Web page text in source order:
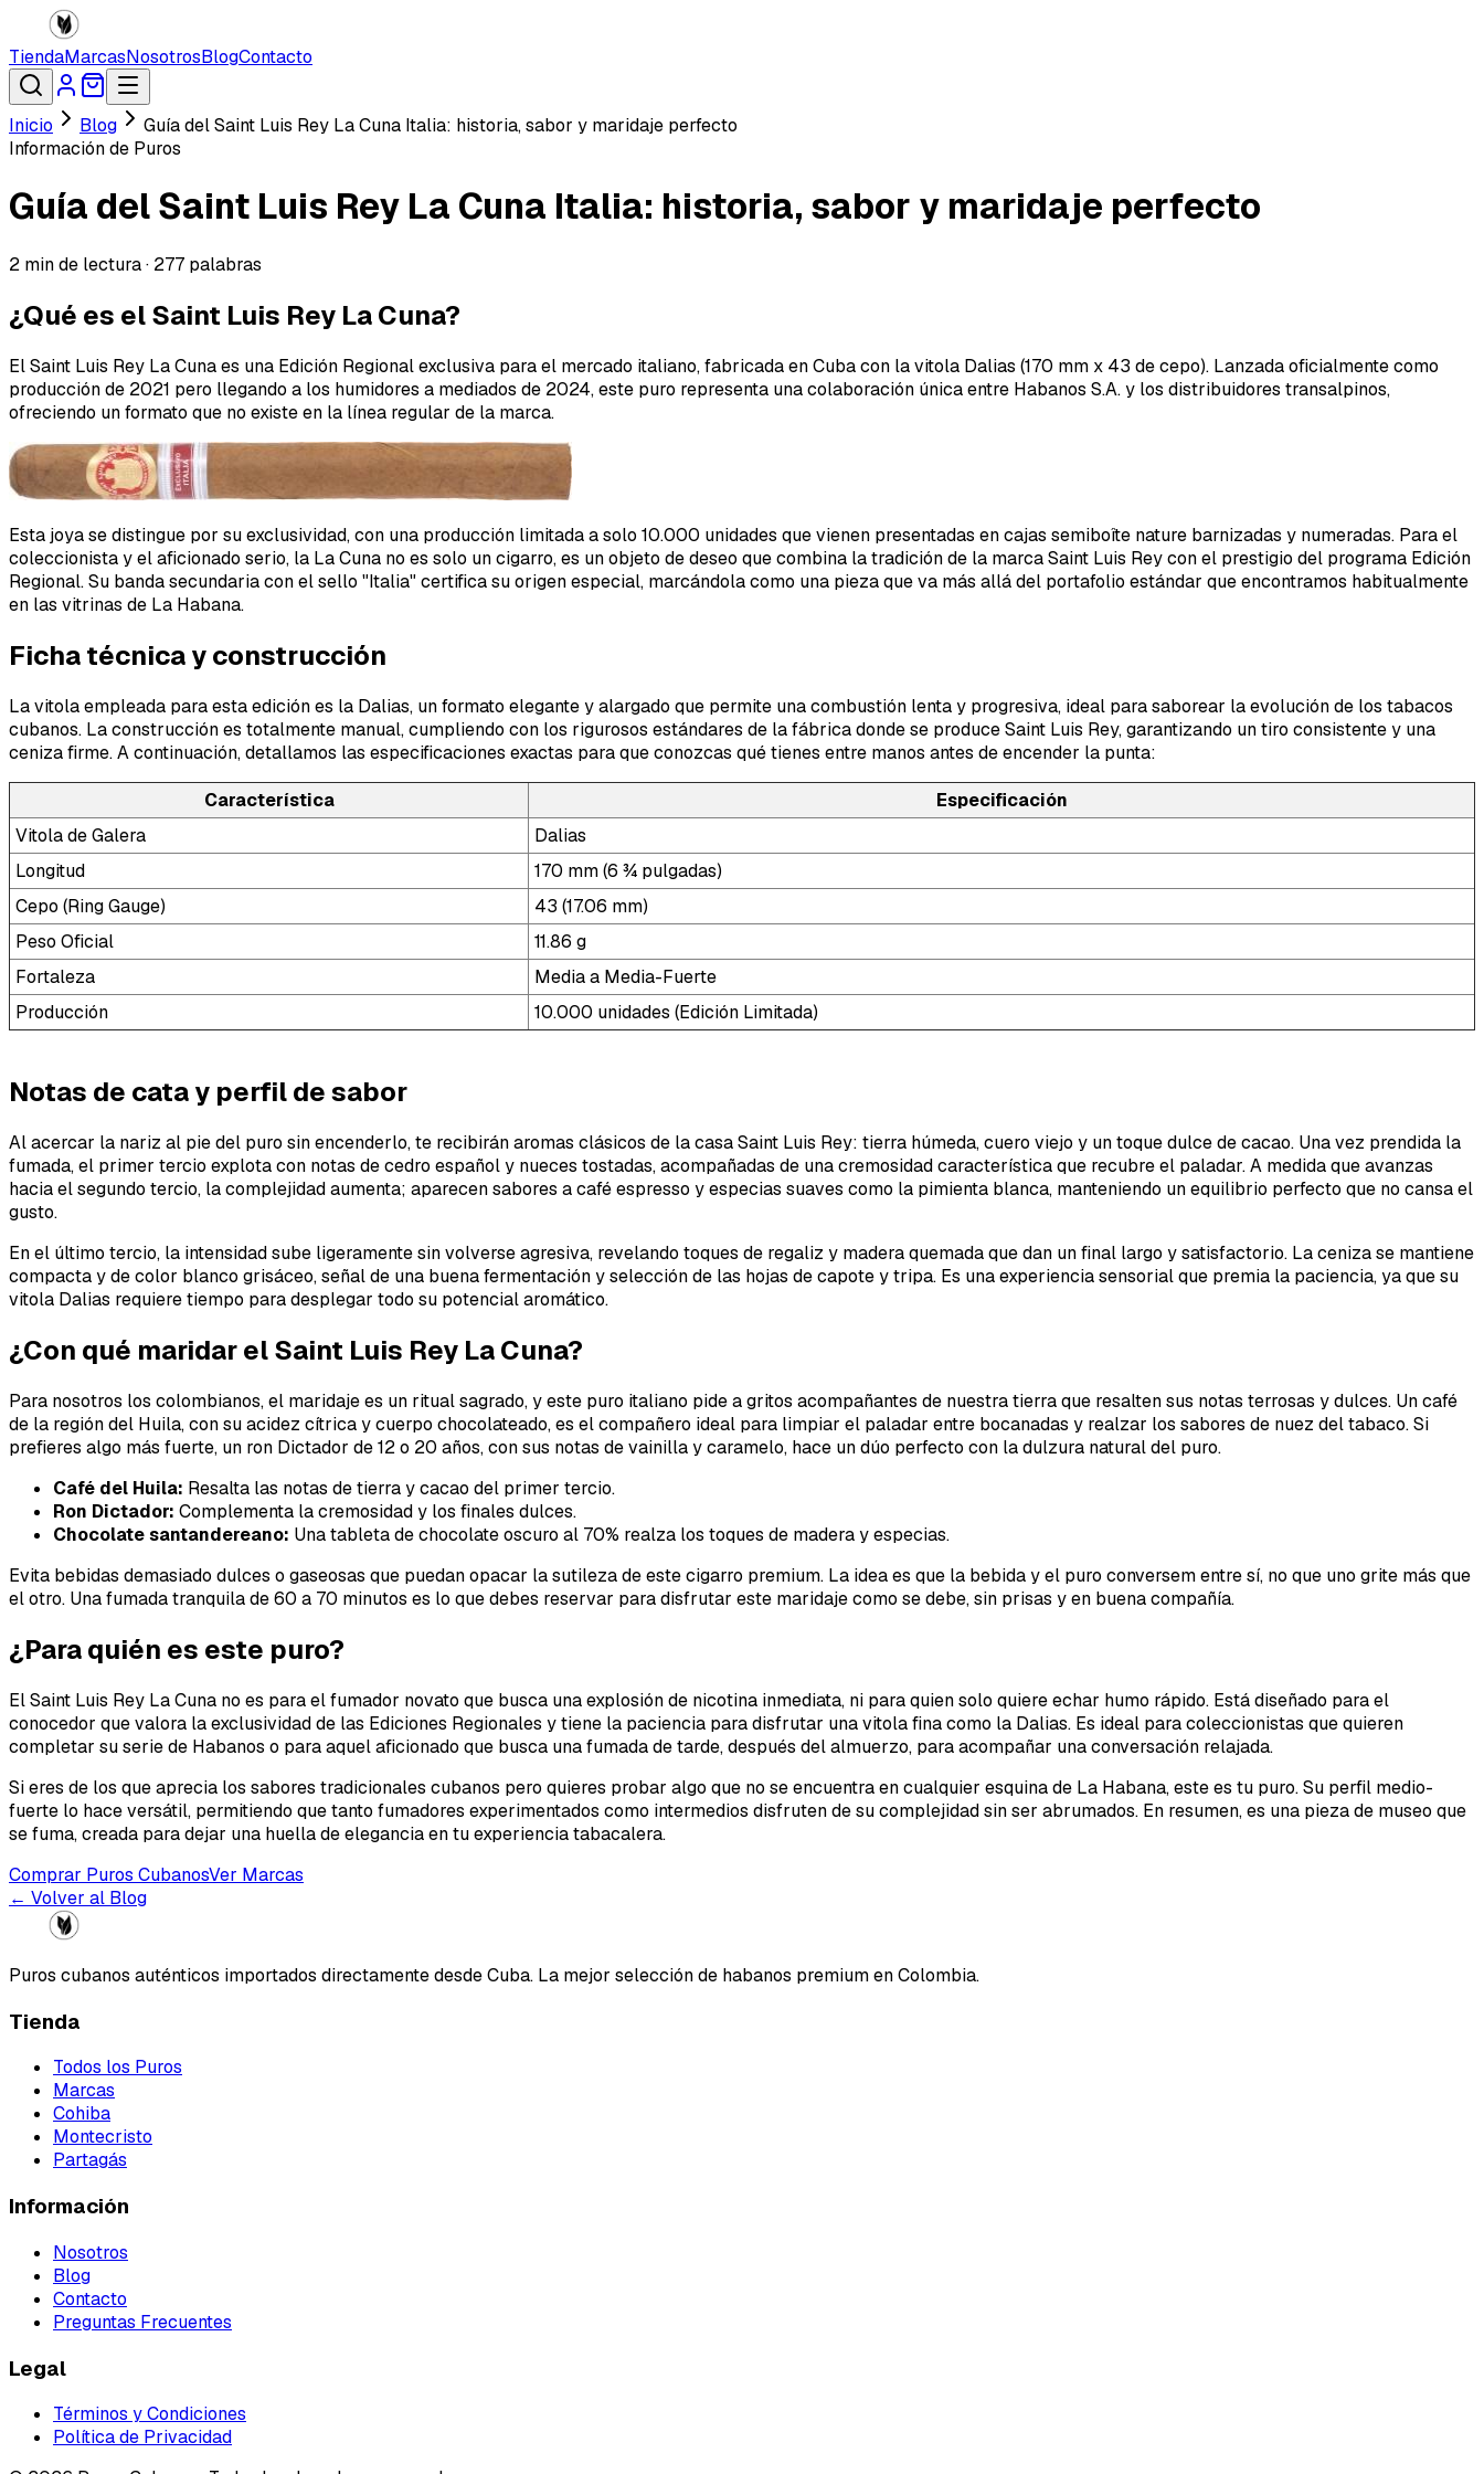
TiendaMarcasNosotrosBlogContacto
Inicio Blog
Guía del Saint Luis Rey La Cuna Italia: historia, sabor y maridaje perfecto
Información de Puros
Guía del Saint Luis Rey La Cuna Italia: historia, sabor y maridaje perfecto
2 min de lectura · 277 palabras
¿Qué es el Saint Luis Rey La Cuna?
El Saint Luis Rey La Cuna es una Edición Regional exclusiva para el mercado italiano, fabricada en Cuba con la vitola Dalias (170 mm x 43 de cepo). Lanzada oficialmente como
producción de 2021 pero llegando a los humidores a mediados de 2024, este puro representa una colaboración única entre Habanos S.A. y los distribuidores transalpinos,
ofreciendo un formato que no existe en la línea regular de la marca.
Esta joya se distingue por su exclusividad, con una producción limitada a solo 10.000 unidades que vienen presentadas en cajas semiboîte nature barnizadas y numeradas. Para el
coleccionista y el aficionado serio, la La Cuna no es solo un cigarro, es un objeto de deseo que combina la tradición de la marca Saint Luis Rey con el prestigio del programa Edición
Regional. Su banda secundaria con el sello "Italia" certifica su origen especial, marcándola como una pieza que va más allá del portafolio estándar que encontramos habitualmente
en las vitrinas de La Habana.
Ficha técnica y construcción
La vitola empleada para esta edición es la Dalias, un formato elegante y alargado que permite una combustión lenta y progresiva, ideal para saborear la evolución de los tabacos
cubanos. La construcción es totalmente manual, cumpliendo con los rigurosos estándares de la fábrica donde se produce Saint Luis Rey, garantizando un tiro consistente y una
ceniza firme. A continuación, detallamos las especificaciones exactas para que conozcas qué tienes entre manos antes de encender la punta:
Característica
Especificación
Vitola de Galera
Dalias
Longitud
170 mm (6 ¾ pulgadas)
Cepo (Ring Gauge)
43 (17.06 mm)
Peso Oficial
11.86 g
Fortaleza
Media a Media-Fuerte
Producción
10.000 unidades (Edición Limitada)
Notas de cata y perfil de sabor
Al acercar la nariz al pie del puro sin encenderlo, te recibirán aromas clásicos de la casa Saint Luis Rey: tierra húmeda, cuero viejo y un toque dulce de cacao. Una vez prendida la
fumada, el primer tercio explota con notas de cedro español y nueces tostadas, acompañadas de una cremosidad característica que recubre el paladar. A medida que avanzas
hacia el segundo tercio, la complejidad aumenta; aparecen sabores a café espresso y especias suaves como la pimienta blanca, manteniendo un equilibrio perfecto que no cansa el
gusto.
En el último tercio, la intensidad sube ligeramente sin volverse agresiva, revelando toques de regaliz y madera quemada que dan un final largo y satisfactorio. La ceniza se mantiene
compacta y de color blanco grisáceo, señal de una buena fermentación y selección de las hojas de capote y tripa. Es una experiencia sensorial que premia la paciencia, ya que su
vitola Dalias requiere tiempo para desplegar todo su potencial aromático.
¿Con qué maridar el Saint Luis Rey La Cuna?
Para nosotros los colombianos, el maridaje es un ritual sagrado, y este puro italiano pide a gritos acompañantes de nuestra tierra que resalten sus notas terrosas y dulces. Un café
de la región del Huila, con su acidez cítrica y cuerpo chocolateado, es el compañero ideal para limpiar el paladar entre bocanadas y realzar los sabores de nuez del tabaco. Si
prefieres algo más fuerte, un ron Dictador de 12 o 20 años, con sus notas de vainilla y caramelo, hace un dúo perfecto con la dulzura natural del puro.
Café del Huila: Resalta las notas de tierra y cacao del primer tercio.
Ron Dictador: Complementa la cremosidad y los finales dulces.
Chocolate santandereano: Una tableta de chocolate oscuro al 70% realza los toques de madera y especias.
Evita bebidas demasiado dulces o gaseosas que puedan opacar la sutileza de este cigarro premium. La idea es que la bebida y el puro conversem entre sí, no que uno grite más que
el otro. Una fumada tranquila de 60 a 70 minutos es lo que debes reservar para disfrutar este maridaje como se debe, sin prisas y en buena compañía.
¿Para quién es este puro?
El Saint Luis Rey La Cuna no es para el fumador novato que busca una explosión de nicotina inmediata, ni para quien solo quiere echar humo rápido. Está diseñado para el
conocedor que valora la exclusividad de las Ediciones Regionales y tiene la paciencia para disfrutar una vitola fina como la Dalias. Es ideal para coleccionistas que quieren
completar su serie de Habanos o para aquel aficionado que busca una fumada de tarde, después del almuerzo, para acompañar una conversación relajada.
Si eres de los que aprecia los sabores tradicionales cubanos pero quieres probar algo que no se encuentra en cualquier esquina de La Habana, este es tu puro. Su perfil medio-
fuerte lo hace versátil, permitiendo que tanto fumadores experimentados como intermedios disfruten de su complejidad sin ser abrumados. En resumen, es una pieza de museo que
se fuma, creada para dejar una huella de elegancia en tu experiencia tabacalera.
Comprar Puros CubanosVer Marcas
← Volver al Blog
Puros cubanos auténticos importados directamente desde Cuba. La mejor selección de habanos premium en Colombia.
Tienda
Todos los Puros
Marcas
Cohiba
Montecristo
Partagás
Información
Nosotros
Blog
Contacto
Preguntas Frecuentes
Legal
Términos y Condiciones
Política de Privacidad